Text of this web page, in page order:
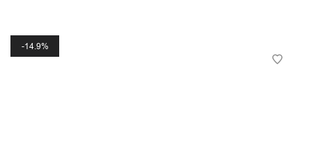
14.9%